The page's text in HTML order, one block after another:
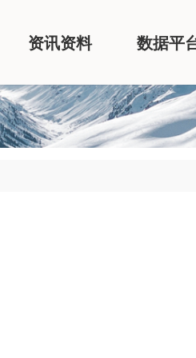
资讯资料 数据平